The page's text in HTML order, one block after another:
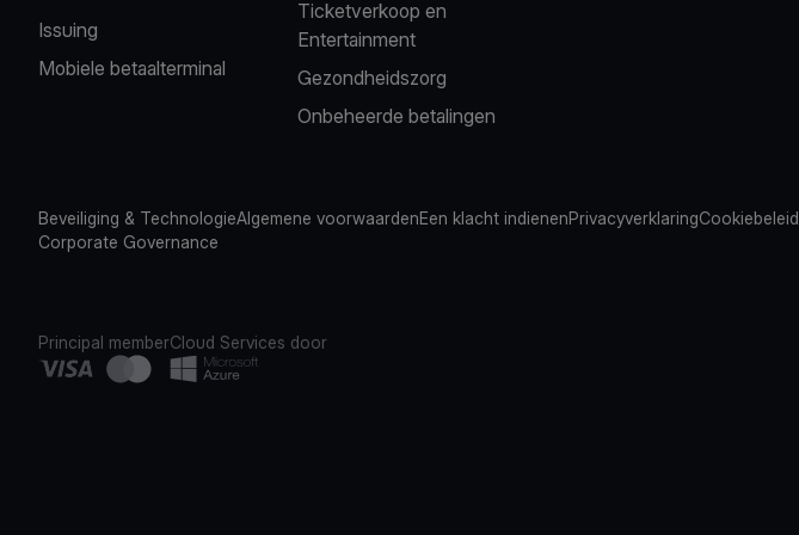
Issuing
Mobiele betaalterminal
Ticketverkoop en
Entertainment
Gezondheidszorg
Onbeheerde betalingen
Beveiliging & TechnologieAlgemene voorwaardenEen klacht indienenPrivacyverklaringCookiebeleid
Corporate Governance
Principal memberCloud Services door